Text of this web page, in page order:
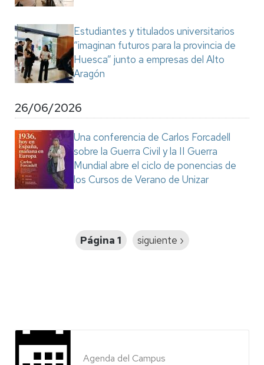
Estudiantes y titulados universitarios
“imaginan futuros para la provincia de
Huesca” junto a empresas del Alto
Aragón
26/06/2026
Una conferencia de Carlos Forcadell
sobre la Guerra Civil y la II Guerra
Mundial abre el ciclo de ponencias de
los Cursos de Verano de Unizar
Página 1
Siguiente
siguiente ›
Agenda del Campus